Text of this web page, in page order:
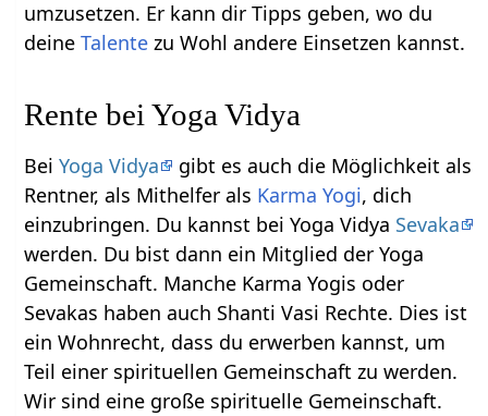
umzusetzen. Er kann dir Tipps geben, wo du
deineTalente zu Wohl andere Einsetzen kannst.
Rente bei Yoga Vidya
BeiYoga Vidya
gibt es auch die Möglichkeit als
Rentner, als Mithelfer als Karma Yogi, dich
einzubringen. Du kannst bei Yoga Vidya Sevaka
werden. Du bist dann ein Mitglied der Yoga
Gemeinschaft. Manche Karma Yogis oder
Sevakas haben auch Shanti Vasi Rechte. Dies ist
ein Wohnrecht, dass du erwerben kannst, um
Teil einer spirituellen Gemeinschaft zu werden.
Wir sind eine große spirituelle Gemeinschaft.